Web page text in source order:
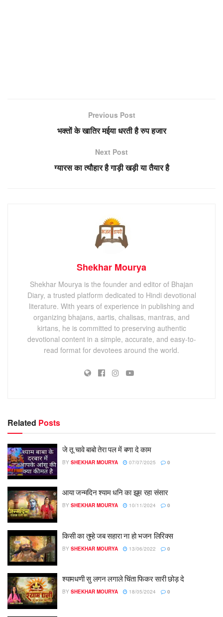
Previous Post
भक्तों के खातिर मईया धरती है रुप हजार
Next Post
ग्यारस का त्यौहार है गाड़ी खड़ी या तैयार है
Shekhar Mourya
Shekhar Mourya is the founder and editor of Bhajan
Diary, a trusted platform dedicated to Hindi devotional
literature. With years of experience in publishing and
organizing bhajans, aartis, chalisas, mantras, and
kirtans, he is committed to preserving authentic
devotional content in a simple, accurate, and easy-to-
read format for devotees around the world.
Related Posts
जे तू चावे बाबो तेरा पल में बणा दे काम
BY SHEKHAR MOURYA 07/07/2025 0
आया जन्मदिन श्याम धनि का झूम रहा संसार
BY SHEKHAR MOURYA 10/11/2024 0
किसी का तुम्हे जब सहारा ना हो भजन लिरिक्स
BY SHEKHAR MOURYA 13/06/2022 0
श्यामधणी सु लगन लगाले चिंता फिकर सारी छोड़ दे
BY SHEKHAR MOURYA 18/05/2024 0